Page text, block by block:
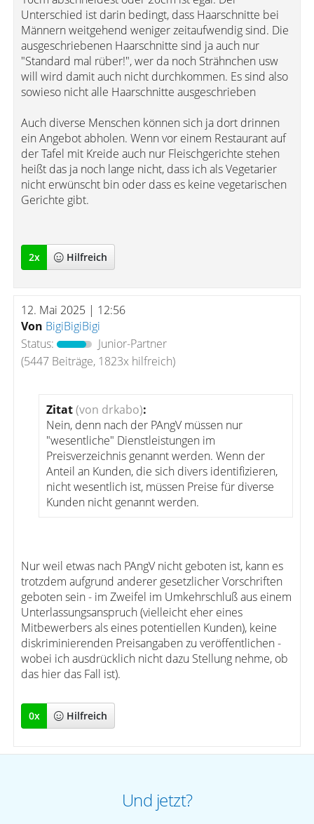
Unterschied ist darin bedingt, dass Haarschnitte bei
Männern weitgehend weniger zeitaufwendig sind. Die
ausgeschriebenen Haarschnitte sind ja auch nur
"Standard mal rüber!", wer da noch Strähnchen usw
will wird damit auch nicht durchkommen. Es sind also
sowieso nicht alle Haarschnitte ausgeschrieben
Auch diverse Menschen können sich ja dort drinnen
ein Angebot abholen. Wenn vor einem Restaurant auf
der Tafel mit Kreide auch nur Fleischgerichte stehen
heißt das ja noch lange nicht, dass ich als Vegetarier
nicht erwünscht bin oder dass es keine vegetarischen
Gerichte gibt.
2x Hilfreich
12. Mai 2025 | 12:56
Von BigiBigiBigi
Status:
Junior-Partner
(5447 Beiträge, 1823x hilfreich)
Zitat(von drkabo):
Nein, denn nach der PAngV müssen nur
"wesentliche" Dienstleistungen im
Preisverzeichnis genannt werden. Wenn der
Anteil an Kunden, die sich divers identifizieren,
nicht wesentlich ist, müssen Preise für diverse
Kunden nicht genannt werden.
Nur weil etwas nach PAngV nicht geboten ist, kann es
trotzdem aufgrund anderer gesetzlicher Vorschriften
geboten sein - im Zweifel im Umkehrschluß aus einem
Unterlassungsanspruch (vielleicht eher eines
Mitbewerbers als eines potentiellen Kunden), keine
diskriminierenden Preisangaben zu veröffentlichen -
wobei ich ausdrücklich nicht dazu Stellung nehme, ob
das hier das Fall ist).
0x Hilfreich
Und jetzt?